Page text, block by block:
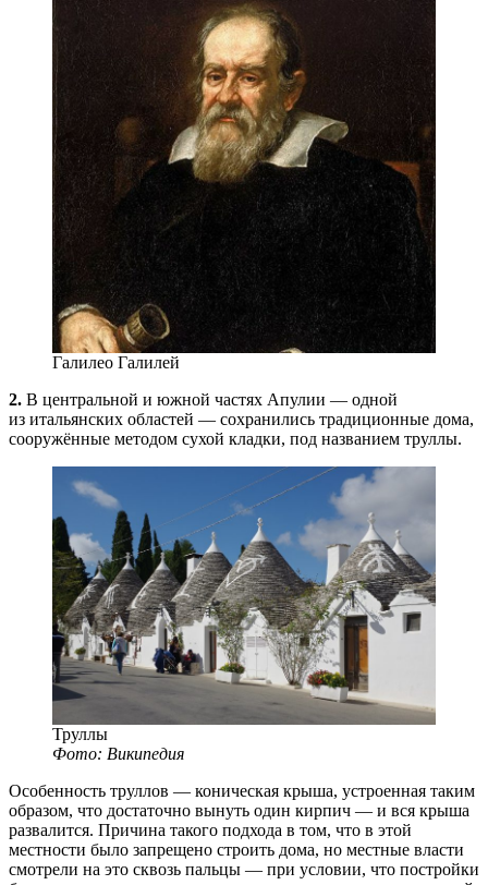
Галилео Галилей
2. В центральной и южной частях Апулии — одной
из итальянских областей — сохранились традиционные дома,
сооружённые методом сухой кладки, под названием труллы.
Труллы
Фото: Википедия
Особенность труллов — коническая крыша, устроенная таким
образом, что достаточно вынуть один кирпич — и вся крыша
развалится. Причина такого подхода в том, что в этой
местности было запрещено строить дома, но местные власти
смотрели на это сквозь пальцы — при условии, что постройки